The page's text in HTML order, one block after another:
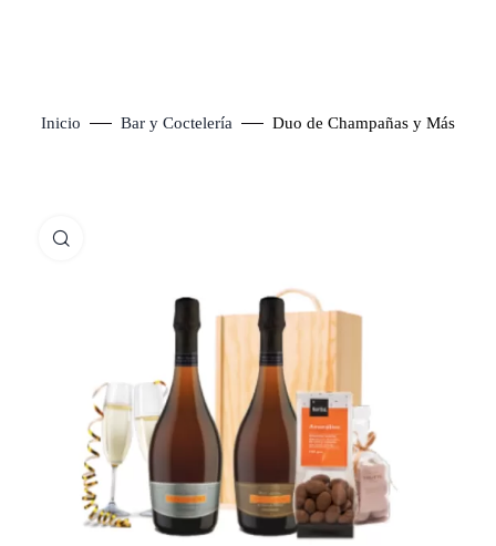
Inicio Bar y Coctelería Duo de Champañas y Más